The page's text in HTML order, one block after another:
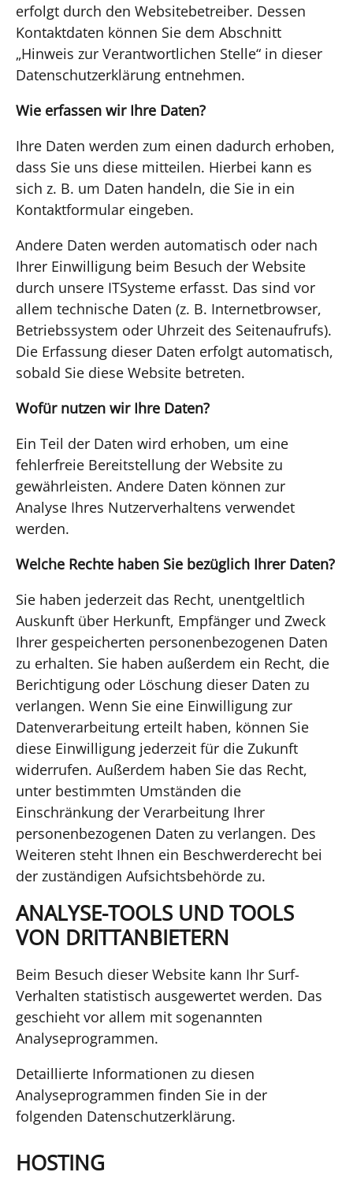
erfolgt durch den Websitebetreiber. Dessen
Kontaktdaten können Sie dem Abschnitt
„Hinweis zur Verantwortlichen Stelle“ in dieser
Datenschutzerklärung entnehmen.
Wie erfassen wir Ihre Daten?
Ihre Daten werden zum einen dadurch erhoben,
dass Sie uns diese mitteilen. Hierbei kann es
sich z. B. um Daten handeln, die Sie in ein
Kontaktformular eingeben.
Andere Daten werden automatisch oder nach
Ihrer Einwilligung beim Besuch der Website
durch unsere ITSysteme erfasst. Das sind vor
allem technische Daten (z. B. Internetbrowser,
Betriebssystem oder Uhrzeit des Seitenaufrufs).
Die Erfassung dieser Daten erfolgt automatisch,
sobald Sie diese Website betreten.
Wofür nutzen wir Ihre Daten?
Ein Teil der Daten wird erhoben, um eine
fehlerfreie Bereitstellung der Website zu
gewährleisten. Andere Daten können zur
Analyse Ihres Nutzerverhaltens verwendet
werden.
Welche Rechte haben Sie bezüglich Ihrer Daten?
Sie haben jederzeit das Recht, unentgeltlich
Auskunft über Herkunft, Empfänger und Zweck
Ihrer gespeicherten personenbezogenen Daten
zu erhalten. Sie haben außerdem ein Recht, die
Berichtigung oder Löschung dieser Daten zu
verlangen. Wenn Sie eine Einwilligung zur
Datenverarbeitung erteilt haben, können Sie
diese Einwilligung jederzeit für die Zukunft
widerrufen. Außerdem haben Sie das Recht,
unter bestimmten Umständen die
Einschränkung der Verarbeitung Ihrer
personenbezogenen Daten zu verlangen. Des
Weiteren steht Ihnen ein Beschwerderecht bei
der zuständigen Aufsichtsbehörde zu.
ANALYSE-TOOLS UND TOOLS
VON DRITTANBIETERN
Beim Besuch dieser Website kann Ihr Surf-
Verhalten statistisch ausgewertet werden. Das
geschieht vor allem mit sogenannten
Analyseprogrammen.
Detaillierte Informationen zu diesen
Analyseprogrammen finden Sie in der
folgenden Datenschutzerklärung.
HOSTING